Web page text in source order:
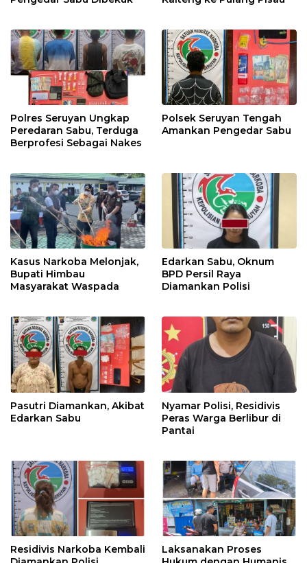
Polres Seruyan Ungkap
Peredaran Sabu, Terduga
Berprofesi Sebagai Nakes
Polsek Seruyan Tengah
Amankan Pengedar Sabu
Kasus Narkoba Melonjak,
Bupati Himbau
Masyarakat Waspada
Edarkan Sabu, Oknum
BPD Persil Raya
Diamankan Polisi
Pasutri Diamankan, Akibat
Edarkan Sabu
Nyamar Polisi, Residivis
Peras Warga Berlibur di
Pantai
Residivis Narkoba Kembali
Laksanakan Proses